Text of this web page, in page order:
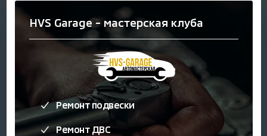
HVS Garage - мастерская клуба
Ремонт подвески
Ремонт ДВС